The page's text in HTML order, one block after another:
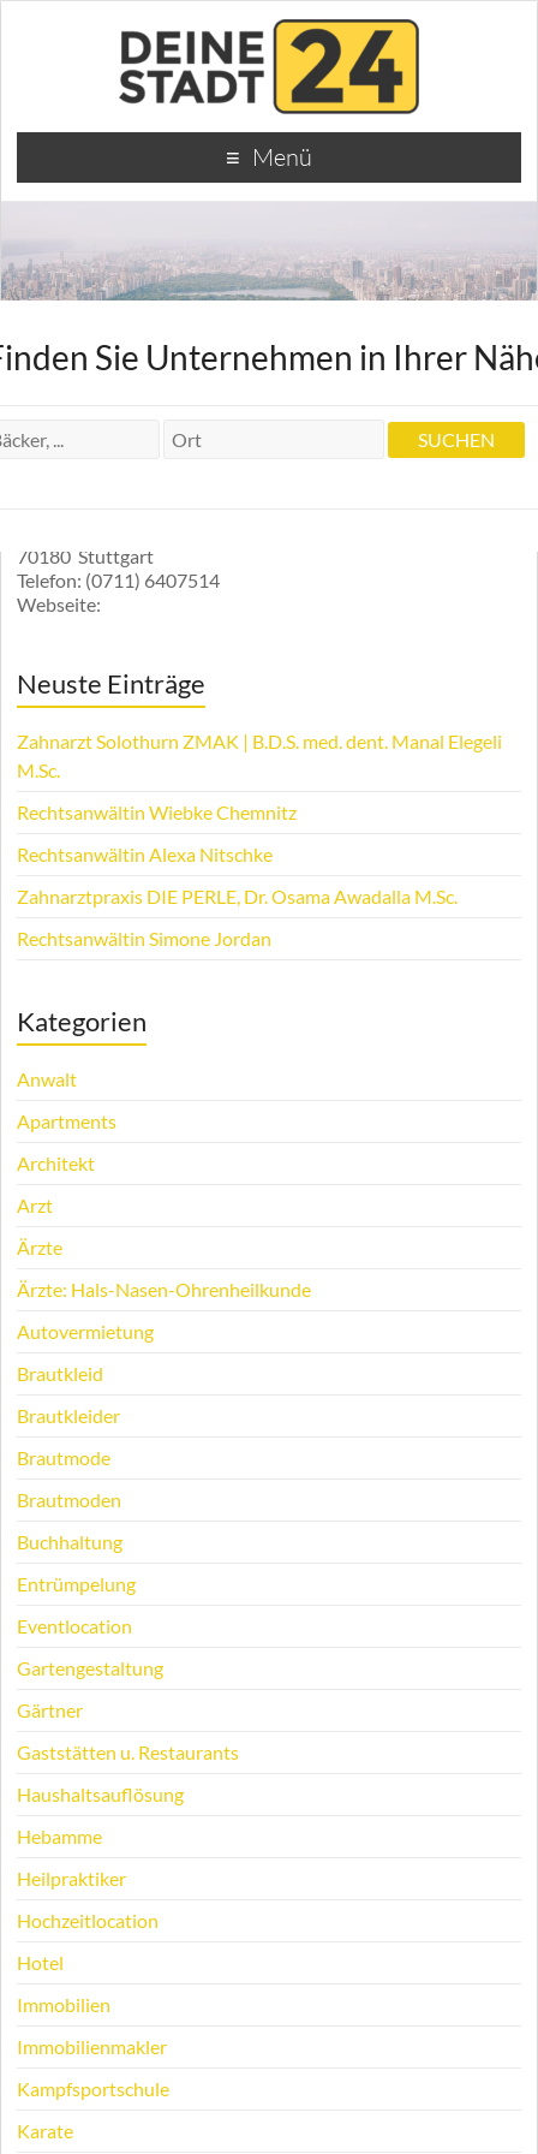
Menü
Sie Unternehmen in Ihrer
70180 Stuttgart
Telefon: (0711) 6407514
Webseite:
Neuste Einträge
Zahnarzt Solothurn ZMAK | B.D.S. med. dent. Manal Elegeli
M.Sc.
Rechtsanwältin Wiebke Chemnitz
Rechtsanwältin Alexa Nitschke
Zahnarztpraxis DIE PERLE, Dr. Osama Awadalla M.Sc.
Rechtsanwältin Simone Jordan
Kategorien
Anwalt
Apartments
Architekt
Arzt
Ärzte
Ärzte: Hals-Nasen-Ohrenheilkunde
Autovermietung
Brautkleid
Brautkleider
Brautmode
Brautmoden
Buchhaltung
Entrümpelung
Eventlocation
Gartengestaltung
Gärtner
Gaststätten u. Restaurants
Haushaltsauflösung
Hebamme
Heilpraktiker
Hochzeitlocation
Hotel
Immobilien
Immobilienmakler
Kampfsportschule
Karate